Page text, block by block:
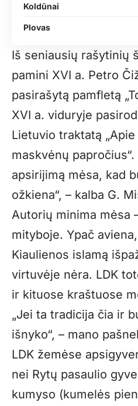
Koldūnai
Plovas
Iš seniausių rašytinių
pamini XVI a. Petro
pasirašytą pamfletą
XVI a. viduryje
Lietuvio traktatą
maskvėnų
apsirijimą mėsa, kad
ožkiena“, – kalba G.
Autorių minima mėsa
mityboje. Ypač
Kiaulienos islamą
virtuvėje nėra. LDK
ir kituose kraštuose
„Jei ta tradicija čia ir
išnyko“, – mano
LDK žemėse
nei Rytų pasaulio
kumyso (kumelės